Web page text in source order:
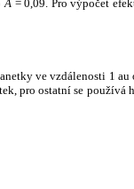
A = 0,09. Pro výpočet
ve vzdálenosti 1
pro ostatní se používá